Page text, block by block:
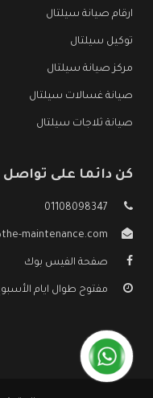
ارقام صيانة سيلتال
توكيل سيلتال
مركز صيانة سيلتال
صيانة غسالات سيلتال
صيانة ثلاجات سيلتال
كن دائما على تواصل
01108098347
maintenance.com
صفحة الفيس بوك
مفتوح طوال ايام